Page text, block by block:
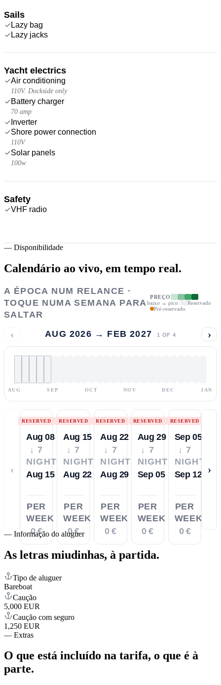
Sails
Lazy bag
Lazy jacks
Yacht electrics
Air conditioning
110V. Dockside only
Battery charger
70 amp
Inverter
Shore power connection
110V
Solar panels
100w
Safety
VHF radio
— Disponibilidade
Calendário ao vivo, em tempo real.
A ÉPOCA NUM RELANCE ·
TOQUE NUMA SEMANA PARA
SALTAR
PREÇO
baixo → pico
Reservado
Pré-reservado
‹ AUG 2026 → FEB 2027 1 OF 4 ›
AUG SEP OCT NOV DEC JAN
‹
RESERVED
Aug 08
↓ 7
NIGHTS
Aug 15
PER
WEEK
0 €
RESERVED
Aug 15
↓ 7
NIGHTS
Aug 22
PER
WEEK
0 €
RESERVED
Aug 22
↓ 7
NIGHTS
Aug 29
PER
WEEK
0 €
RESERVED
Aug 29
↓ 7
NIGHTS
Sep 05
PER
WEEK
0 €
RESERVED
Sep 05
↓ 7
NIGHTS
Sep 12
PER
WEEK
0 €
›
— Informação do aluguer
As letras miudinhas, à partida.
Tipo de aluguer
Bareboat
Caução
5,000 EUR
Caução com seguro
1,250 EUR
— Extras
O que está incluído na tarifa, o que é à
parte.